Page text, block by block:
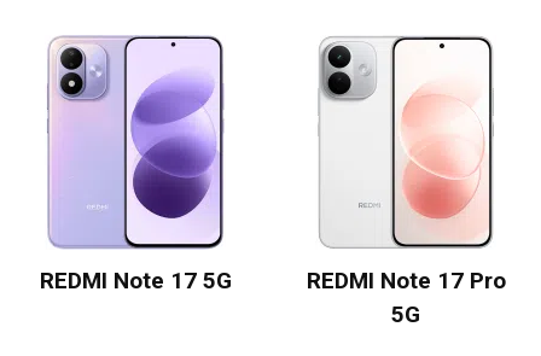
REDMI Note 17 5G
REDMI Note 17 Pro
5G